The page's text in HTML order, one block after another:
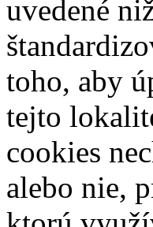
uvedené
toho, aby
tejto
cookies
alebo nie,